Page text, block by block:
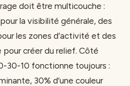
doit être multicouche :
la visibilité générale, des
les zones d’activité et des
pour créer du relief. Côté
30-10 fonctionne toujours :
30% d’une couleur